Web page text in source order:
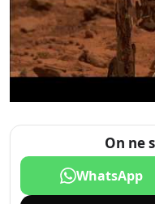
On ne
WhatsApp